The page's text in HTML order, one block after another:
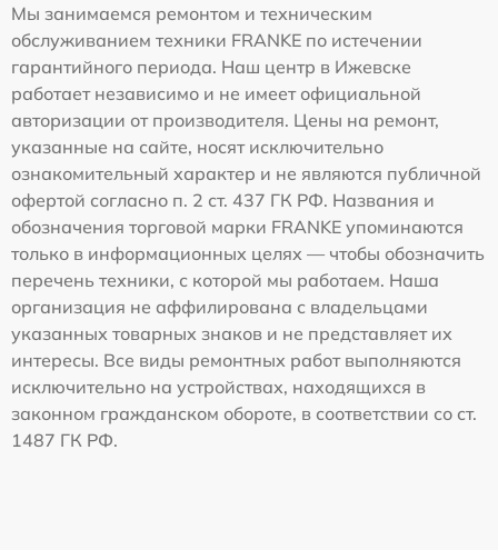
Мы занимаемся ремонтом и техническим
обслуживанием техники FRANKE по истечении
гарантийного периода. Наш центр в Ижевске
работает независимо и не имеет официальной
авторизации от производителя. Цены на ремонт,
указанные на сайте, носят исключительно
ознакомительный характер и не являются публичной
офертой согласно п. 2 ст. 437 ГК РФ. Названия и
обозначения торговой марки FRANKE упоминаются
только в информационных целях — чтобы обозначить
перечень техники, с которой мы работаем. Наша
организация не аффилирована с владельцами
указанных товарных знаков и не представляет их
интересы. Все виды ремонтных работ выполняются
исключительно на устройствах, находящихся в
законном гражданском обороте, в соответствии со ст.
1487 ГК РФ.